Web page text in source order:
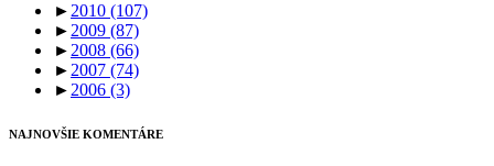
► 2010 (107)
► 2009 (87)
► 2008 (66)
► 2007 (74)
► 2006 (3)
NAJNOVŠIE KOMENTÁRE